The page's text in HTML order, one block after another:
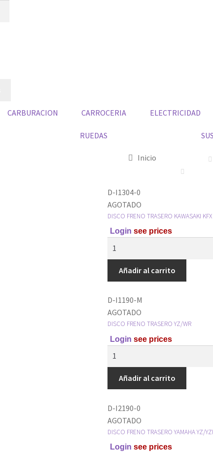
CARBURACION CARROCERIA ELECTRICIDAD
RUEDAS
Inicio
D-I1304-0
AGOTADO
DISCO FRENO TRASERO KAWASAKI
Login see prices
Añadir al carrito
D-I1190-M
AGOTADO
DISCO FRENO TRASERO YZ/WR
Login see prices
Añadir al carrito
D-I2190-0
AGOTADO
DISCO FRENO TRASERO YAMAHA YZ/
Login see prices